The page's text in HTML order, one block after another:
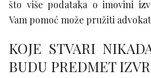
što više podataka o imovini
Vam pomoć može pružiti
KOJE STVARI
BUDU PREDMET